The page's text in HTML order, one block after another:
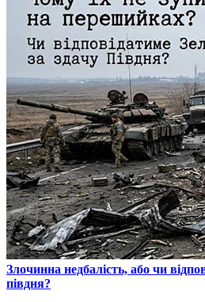
​Злочинна недбалість, або чи
півдня?